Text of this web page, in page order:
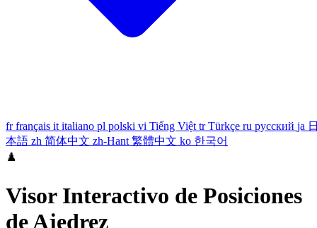
fr français it italiano pl polski vi Tiếng Việt tr Türkçe ru русский ja
本語 zh 简体中文 zh-Hant 繁體中文 ko 한국어
♟️
Visor Interactivo de Posiciones
de Ajedrez